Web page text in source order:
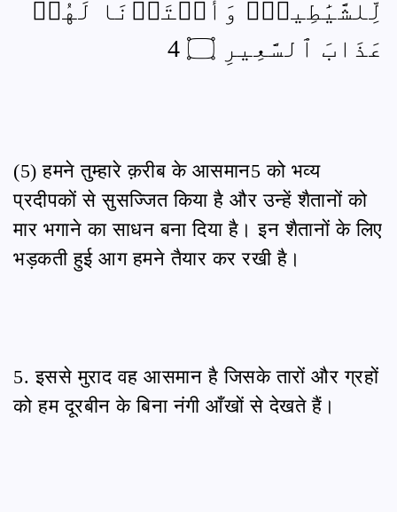
لِّلشَّيَٰطِينِۖ وَأَعۡتَدۡنَا لَهُمۡ
عَذَابَ ٱلسَّعِيرِ ۝ 4
(5) हमने तुम्हारे क़रीब के आसमान5 को भव्य
प्रदीपकों से सुसज्जित किया है और उन्हें शैतानों को
मार भगाने का साधन बना दिया है। इन शैतानों के लिए
भड़कती हुई आग हमने तैयार कर रखी है।
5. इससे मुराद वह आसमान है जिसके तारों और ग्रहों
को हम दूरबीन के बिना नंगी आँखों से देखते हैं।